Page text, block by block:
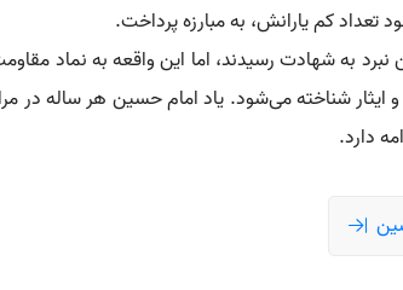
تعداد کم یارانش، به مبارزه پرداخت.
به شهادت رسیدند، اما این واقعه به نماد
و ایثار شناخته می‌شود. یاد امام حسین هر ساله
دارد.